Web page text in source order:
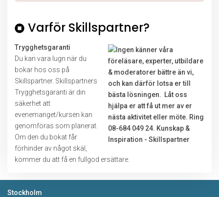
Varför Skillspartner?
Trygghetsgaranti
Du kan vara lugn när du
bokar hos oss på
Skillspartner. Skillspartners
Trygghetsgaranti är din
säkerhet att
evenemanget/kursen kan
genomföras som planerat.
Om den du bokat får
förhinder av något skäl,
kommer du att få en fullgod ersättare.
Stockholm